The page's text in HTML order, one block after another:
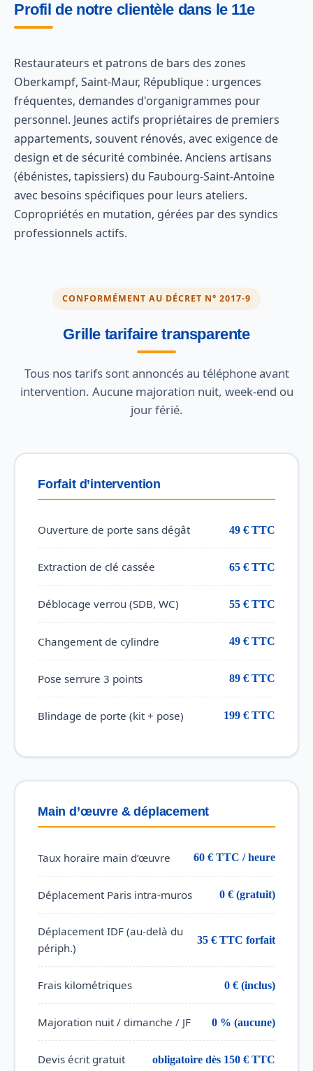
Profil de notre clientèle dans le 11e
Restaurateurs et patrons de bars des zones
Oberkampf, Saint-Maur, République : urgences
fréquentes, demandes d'organigrammes pour
personnel. Jeunes actifs propriétaires de premiers
appartements, souvent rénovés, avec exigence de
design et de sécurité combinée. Anciens artisans
(ébénistes, tapissiers) du Faubourg-Saint-Antoine
avec besoins spécifiques pour leurs ateliers.
Copropriétés en mutation, gérées par des syndics
professionnels actifs.
CONFORMÉMENT AU DÉCRET N° 2017-9
Grille tarifaire transparente
Tous nos tarifs sont annoncés au téléphone avant
intervention. Aucune majoration nuit, week-end ou
jour férié.
Forfait d’intervention
Ouverture de porte sans dégât 49 € TTC
Extraction de clé cassée 65 € TTC
Déblocage verrou (SDB, WC) 55 € TTC
Changement de cylindre 49 € TTC
Pose serrure 3 points 89 € TTC
Blindage de porte (kit + pose) 199 € TTC
Main d’œuvre & déplacement
Taux horaire main d’œuvre 60 € TTC / heure
Déplacement Paris intra-muros 0 € (gratuit)
Déplacement IDF (au-delà du
périph.)
35 € TTC forfait
Frais kilométriques 0 € (inclus)
Majoration nuit / dimanche / JF 0 % (aucune)
Devis écrit gratuit obligatoire dès 150 € TTC